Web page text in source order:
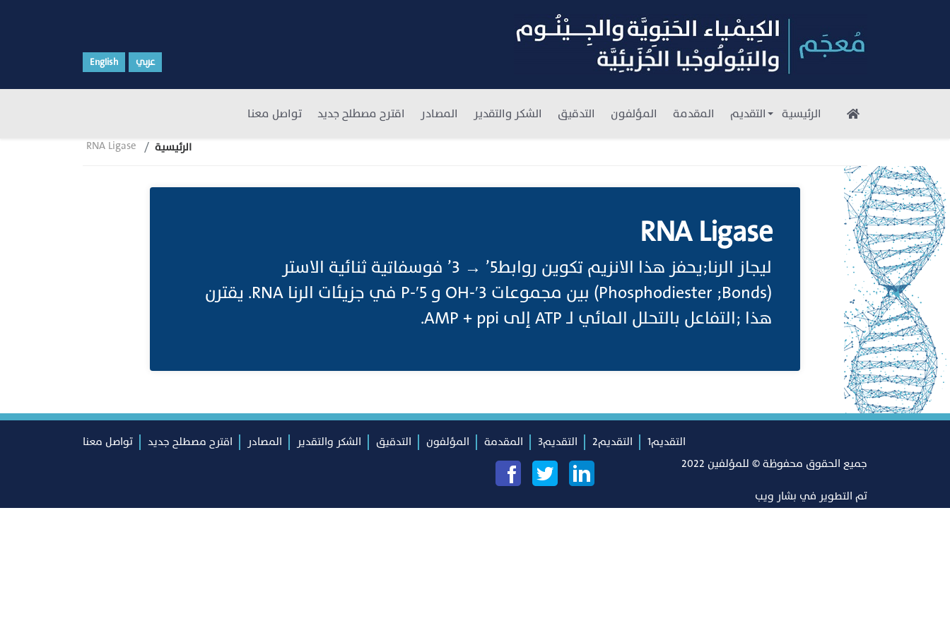
English عربي
التقديم المقدمة المؤلفون التدقيق الشكر والتقدير المصادر اقترح مصطلح جديد تواصل معنا
RNA Ligase الرئيسية
RNA Ligase
ليجاز الرنا;يحفز هذا الانزيم تكوين روابط5’ → 3’ فوسفاتية ثنائية الاستر
(Phosphodiester ;Bonds) بين مجموعات 3′-OH و 5′-P في جزيئات الرنا RNA. يقترن
هذا ;التفاعل بالتحلل المائي لـ ATP إلى AMP + ppi.
التقديم1 التقديم2 التقديم3 المقدمة المؤلفون التدقيق الشكر والتقدير المصادر اقترح مصطلح جديد
تواصل معنا
جميع الحقوق محفوظة © للمؤلفين 2022
تم التطوير في بشار ويب